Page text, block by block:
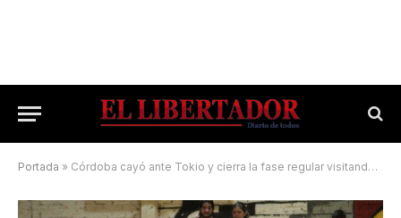
Portada » Córdoba cayó ante Tokio y cierra la fase regular visitando a Capri